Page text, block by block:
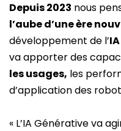
Depuis 2023 nous
l’aube d’une ère
développement de l’
va apporter des
les usages, les
d’application des
« L’IA Générative va